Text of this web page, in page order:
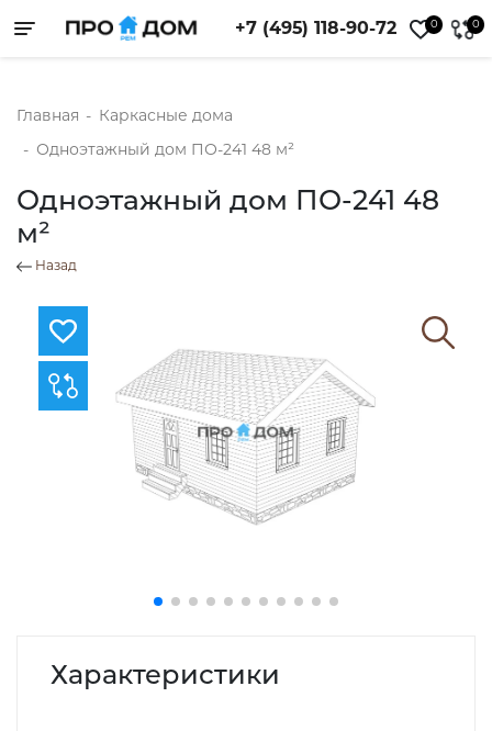
Toggle navigation +7 (495) 118-90-72 0 0
Главная - Каркасные дома
- Одноэтажный дом ПО-241 48 м²
Одноэтажный дом ПО-241 48
м²
Назад
Характеристики